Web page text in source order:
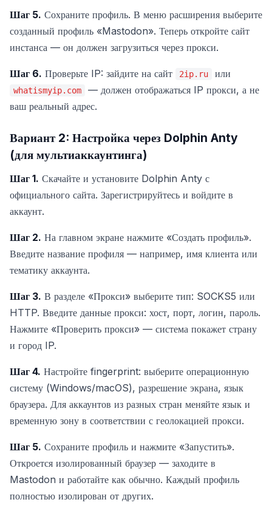
Шаг 5. Сохраните профиль. В меню расширения выберите
созданный профиль «Mastodon». Теперь откройте сайт
инстанса — он должен загрузиться через прокси.
Шаг 6. Проверьте IP: зайдите на сайт 2ip.ru или
whatismyip.com
— должен отображаться IP прокси, а не
ваш реальный адрес.
Вариант 2: Настройка через Dolphin Anty
(для мультиаккаунтинга)
Шаг 1. Скачайте и установите Dolphin Anty с
официального сайта. Зарегистрируйтесь и войдите в
аккаунт.
Шаг 2. На главном экране нажмите «Создать профиль».
Введите название профиля — например, имя клиента или
тематику аккаунта.
Шаг 3. В разделе «Прокси» выберите тип: SOCKS5 или
HTTP. Введите данные прокси: хост, порт, логин, пароль.
Нажмите «Проверить прокси» — система покажет страну
и город IP.
Шаг 4. Настройте fingerprint: выберите операционную
систему (Windows/macOS), разрешение экрана, язык
браузера. Для аккаунтов из разных стран меняйте язык и
временную зону в соответствии с геолокацией прокси.
Шаг 5. Сохраните профиль и нажмите «Запустить».
Откроется изолированный браузер — заходите в
Mastodon и работайте как обычно. Каждый профиль
полностью изолирован от других.